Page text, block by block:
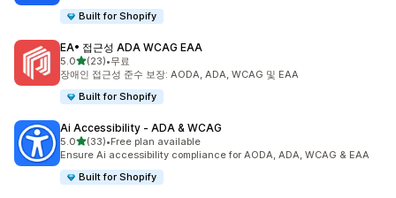
Built for Shopify
EA• 접근성 ADA WCAG EAA
5.0별 5개 중
(23)
총 리뷰 23개
•무료
장애인 접근성 준수 보장: AODA, ADA, WCAG 및 EAA
Built for Shopify
Ai Accessibility ‑ ADA & WCAG
5.0별 5개 중
(33)
총 리뷰 33개
•Free plan available
Ensure Ai accessibility compliance for AODA, ADA, WCAG & EAA
Built for Shopify